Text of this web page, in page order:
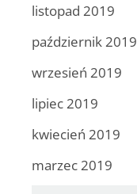
listopad 2019
październik 2019
wrzesień 2019
lipiec 2019
kwiecień 2019
marzec 2019